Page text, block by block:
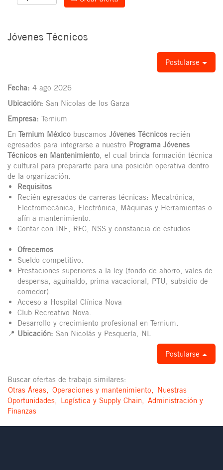
Jóvenes Técnicos
Postularse
Fecha: 4 ago 2026
Ubicación: San Nicolas de los Garza
Empresa: Ternium
En Ternium México buscamos Jóvenes Técnicos recién
egresados para integrarse a nuestro Programa Jóvenes
Técnicos en Mantenimiento, el cual brinda formación técnica
y cultural para prepararte para una posición operativa dentro
de la organización.
Requisitos
Recién egresados de carreras técnicas: Mecatrónica,
Electromecánica, Electrónica, Máquinas y Herramientas o
afín a mantenimiento.
Contar con INE, RFC, NSS y constancia de estudios.
Ofrecemos
Sueldo competitivo.
Prestaciones superiores a la ley (fondo de ahorro, vales de
despensa, aguinaldo, prima vacacional, PTU, subsidio de
comedor).
Acceso a Hospital Clínica Nova
Club Recreativo Nova.
Desarrollo y crecimiento profesional en Ternium.
📍 Ubicación: San Nicolás y Pesquería, NL
Postularse
Buscar ofertas de trabajo similares:
Otras Áreas, Operaciones y mantenimiento, Nuestras
Oportunidades, Logística y Supply Chain, Administración y
Finanzas